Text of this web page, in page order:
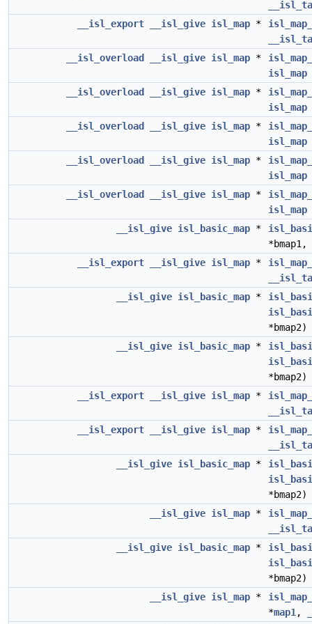
__isl_export
__isl_give isl_map *
__isl_overload
__isl_give isl_map *
isl_map
__isl_overload
__isl_give isl_map *
isl_map
__isl_overload
__isl_give isl_map *
isl_map
__isl_overload
__isl_give isl_map *
isl_map
__isl_overload
__isl_give isl_map *
isl_map
__isl_give isl_basic_map *
*bmap1,
__isl_export
__isl_give isl_map *
__isl_give isl_basic_map *
*bmap2)
__isl_give isl_basic_map *
*bmap2)
__isl_export
__isl_give isl_map *
__isl_export
__isl_give isl_map *
__isl_give isl_basic_map *
*bmap2)
__isl_give isl_map *
__isl_give isl_basic_map *
*bmap2)
__isl_give isl_map *
*map1 ,